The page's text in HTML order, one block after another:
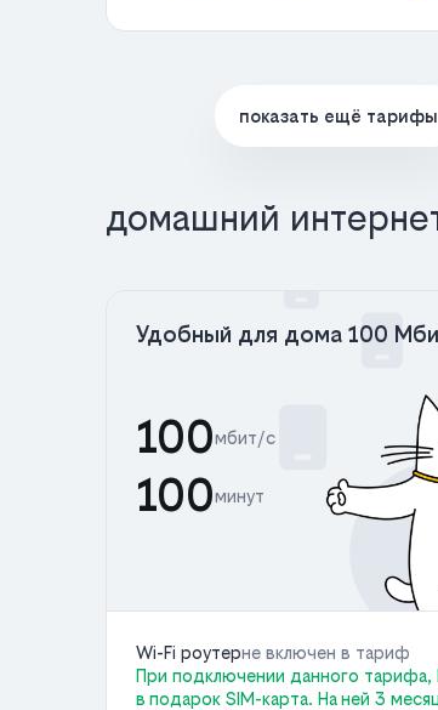
показать ещё тарифы
домашний
Удобный для дома 100
100мбит/с
100минут
Wi-Fi роутерне включен в тариф
При подключении данного тарифа,
в подарок SIM-карта. На ней 3